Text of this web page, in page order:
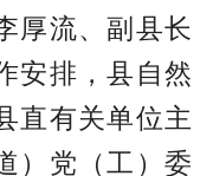
厚流、副县长
安排，县自然
直有关单位主
）党（工）委